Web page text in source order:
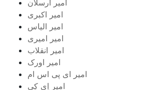
امیر ارسلان
امیر اکبری
امیر الیاس
امیر امیری
امیر انقلاب
امیر اورک
امیر ای پی اس ام
امیر اِی کِی